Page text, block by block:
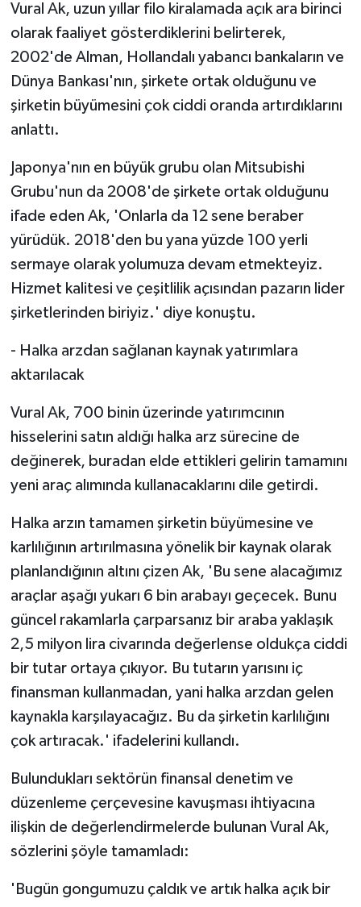
Vural Ak, uzun yıllar filo kiralamada açık ara birinci
olarak faaliyet gösterdiklerini belirterek,
2002'de Alman, Hollandalı yabancı bankaların ve
Dünya Bankası'nın, şirkete ortak olduğunu ve
şirketin büyümesini çok ciddi oranda artırdıklarını
anlattı.
Japonya'nın en büyük grubu olan Mitsubishi
Grubu'nun da 2008'de şirkete ortak olduğunu
ifade eden Ak, 'Onlarla da 12 sene beraber
yürüdük. 2018'den bu yana yüzde 100 yerli
sermaye olarak yolumuza devam etmekteyiz.
Hizmet kalitesi ve çeşitlilik açısından pazarın lider
şirketlerinden biriyiz.' diye konuştu.
- Halka arzdan sağlanan kaynak yatırımlara
aktarılacak
Vural Ak, 700 binin üzerinde yatırımcının
hisselerini satın aldığı halka arz sürecine de
değinerek, buradan elde ettikleri gelirin tamamını
yeni araç alımında kullanacaklarını dile getirdi.
Halka arzın tamamen şirketin büyümesine ve
karlılığının artırılmasına yönelik bir kaynak olarak
planlandığının altını çizen Ak, 'Bu sene alacağımız
araçlar aşağı yukarı 6 bin arabayı geçecek. Bunu
güncel rakamlarla çarparsanız bir araba yaklaşık
2,5 milyon lira civarında değerlense oldukça ciddi
bir tutar ortaya çıkıyor. Bu tutarın yarısını iç
finansman kullanmadan, yani halka arzdan gelen
kaynakla karşılayacağız. Bu da şirketin karlılığını
çok artıracak.' ifadelerini kullandı.
Bulundukları sektörün finansal denetim ve
düzenleme çerçevesine kavuşması ihtiyacına
ilişkin de değerlendirmelerde bulunan Vural Ak,
sözlerini şöyle tamamladı:
'Bugün gongumuzu çaldık ve artık halka açık bir